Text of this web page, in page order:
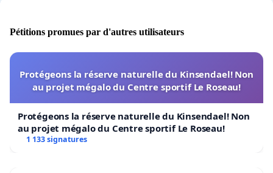
Pétitions promues par d'autres utilisateurs
Protégeons la réserve naturelle du Kinsendael! Non
au projet mégalo du Centre sportif Le Roseau!
Protégeons la réserve naturelle du Kinsendael! Non
au projet mégalo du Centre sportif Le Roseau!
1 133 signatures